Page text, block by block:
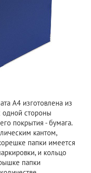
A4 изготовлена из
одной стороны
покрытия - бумага.
кантом,
папки имеется
и кольцо
папки